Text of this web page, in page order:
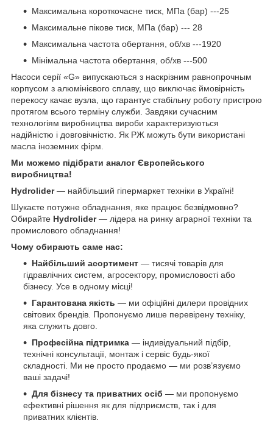
Максимальна короткочасне тиск, МПа (бар) ---25
Максимальне пікове тиск, МПа (бар) --- 28
Максимальна частота обертання, об/хв ---1920
Мінімальна частота обертання, об/хв ---500
Насоси серії «G» випускаються з наскрізним равнопрочным
корпусом з алюмінієвого сплаву, що виключає ймовірність
перекосу качає вузла, що гарантує стабільну роботу пристрою
протягом всього терміну служби. Завдяки сучасним
технологіям виробництва вироби характеризуються
надійністю і довговічністю. Як РЖ можуть бути використані
масла іноземних фірм.
Ми можемо підібрати аналог Європейського
виробництва!
Hydrolider— найбільший гіпермаркет техніки в Україні!
Шукаєте потужне обладнання, яке працює безвідмовно?
Обирайте Hydrolider— лідера на ринку аграрної техніки та
промислового обладнання!
Чому обирають саме нас:
Найбільший асортимент — тисячі товарів для
гідравлічних систем, агросектору, промисловості або
бізнесу. Усе в одному місці!
Гарантована якість — ми офіційні дилери провідних
світових брендів. Пропонуємо лише перевірену техніку,
яка служить довго.
Професійна підтримка — індивідуальний підбір,
технічні консультації, монтаж і сервіс будь-якої
складності. Ми не просто продаємо — ми розв’язуємо
ваші задачі!
Для бізнесу та приватних осіб — ми пропонуємо
ефективні рішення як для підприємств, так і для
приватних клієнтів.